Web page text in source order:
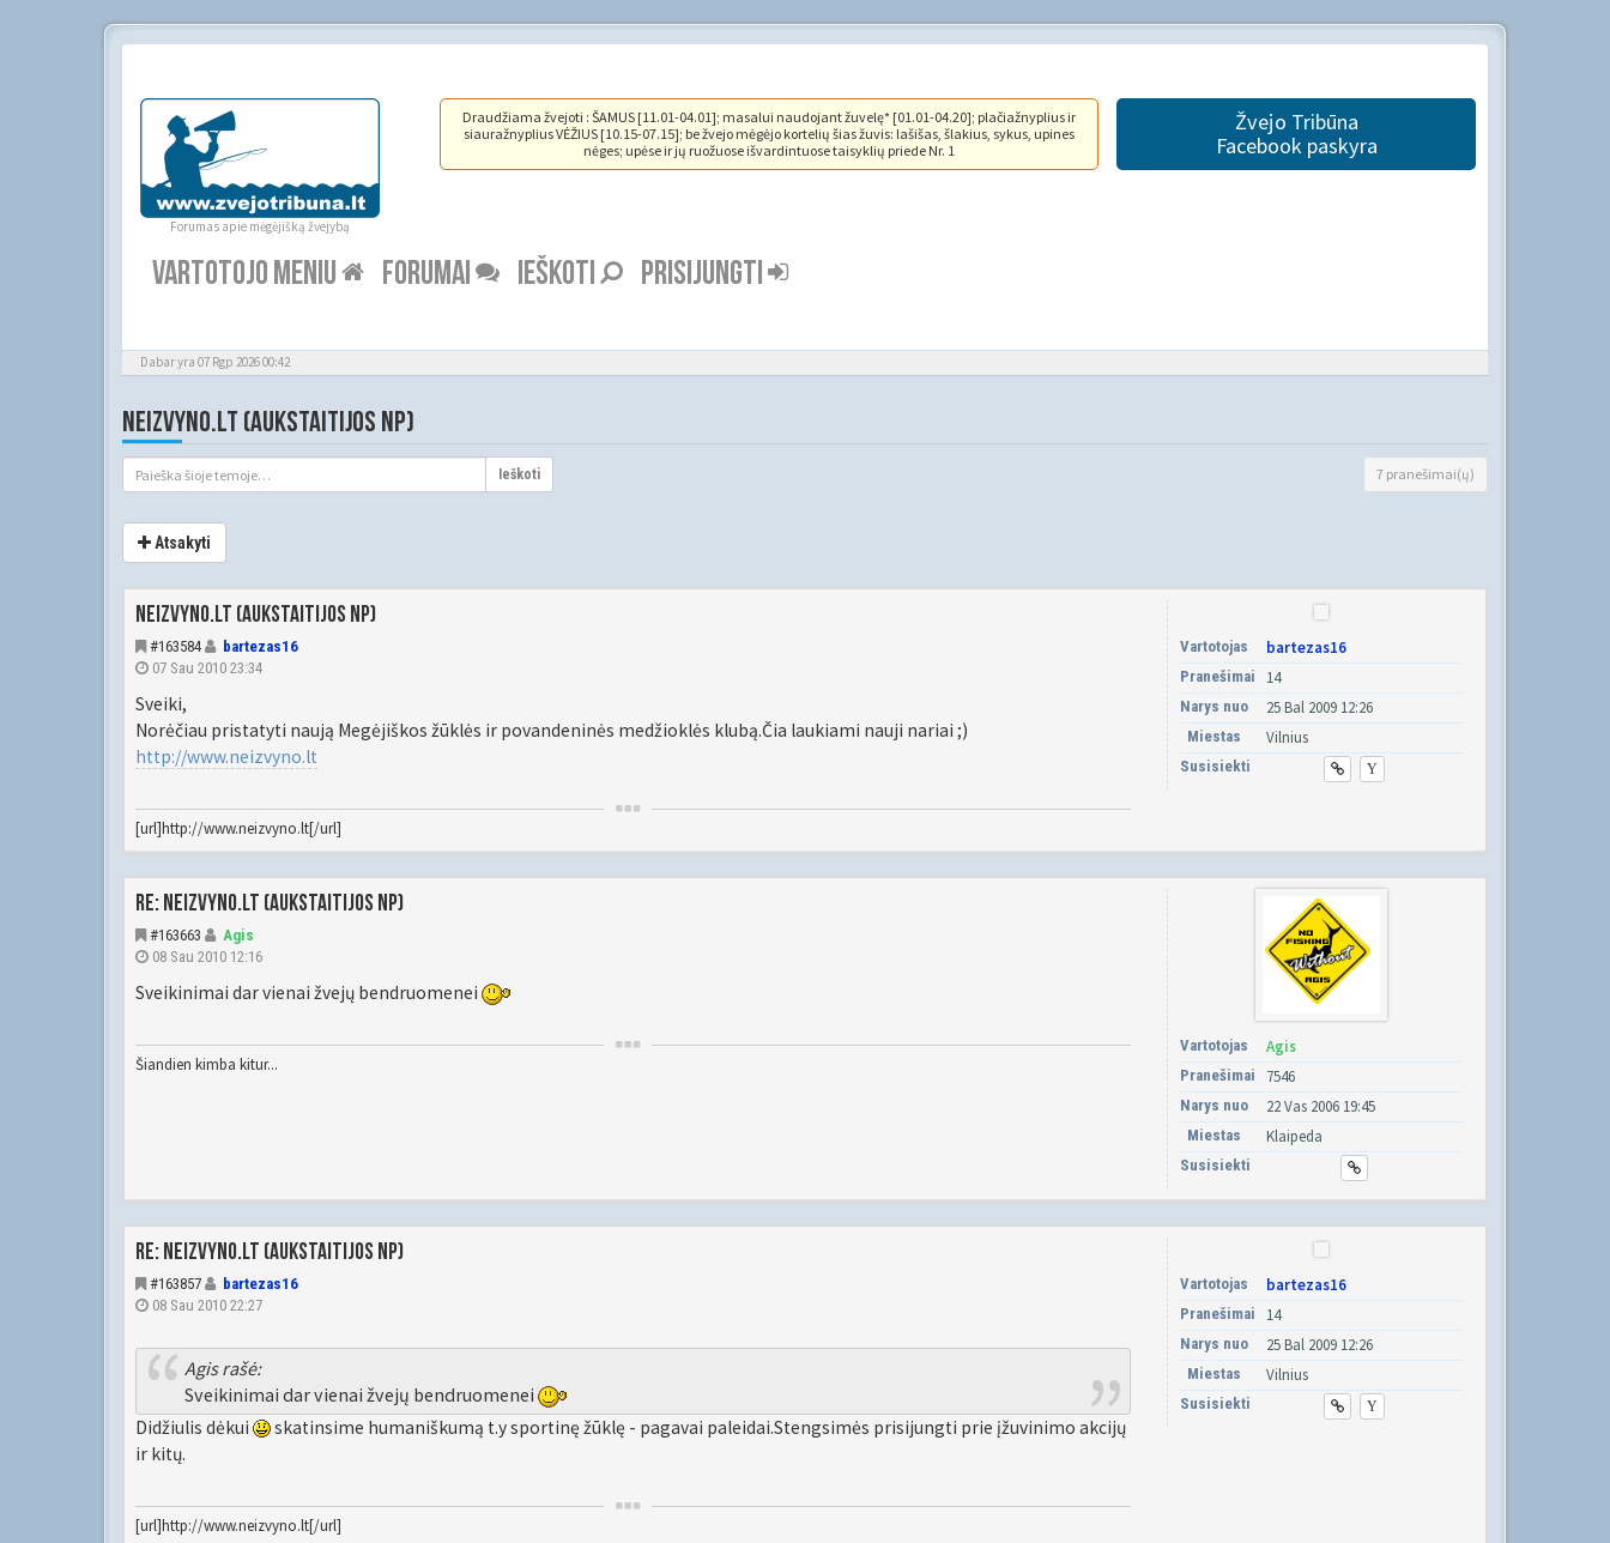
Forumas apie mėgėjišką žvejybą
Draudžiama žvejoti : ŠAMUS [11.01-04.01]; masalui naudojant žuvelę* [01.01-04.20]; plačiažnyplius ir
siauražnyplius VĖŽIUS [10.15-07.15]; be žvejo mėgėjo kortelių šias žuvis: lašišas, šlakius, sykus, upines
nėges; upėse ir jų ruožuose išvardintuose taisyklių priede Nr. 1
Žvejo Tribūna
Facebook paskyra
VARTOTOJO MENIU FORUMAI IEŠKOTI PRISIJUNGTI
Dabar yra 07 Rgp 2026 00:42
NEIZVYNO.LT (AUKSTAITIJOS NP)
Ieškoti 7 pranešimai(ų)
Atsakyti
Neizvyno.lt (Aukstaitijos NP)
#163584
bartezas16
07 Sau 2010 23:34
Sveiki,
Norėčiau pristatyti naują Megėjiškos žūklės ir povandeninės medžioklės klubą.Čia laukiami nauji nariai ;)
http://www.neizvyno.lt
[url]http://www.neizvyno.lt[/url]
Vartotojas bartezas16
Pranešimai 14
Narys nuo 25 Bal 2009 12:26
Miestas Vilnius
Susisiekti
Re: Neizvyno.lt (Aukstaitijos NP)
#163663
Agis
08 Sau 2010 12:16
Sveikinimai dar vienai žvejų bendruomenei
Šiandien kimba kitur...
Vartotojas Agis
Pranešimai 7546
Narys nuo 22 Vas 2006 19:45
Miestas Klaipeda
Susisiekti
Re: Neizvyno.lt (Aukstaitijos NP)
#163857
bartezas16
08 Sau 2010 22:27
Agis rašė:
Sveikinimai dar vienai žvejų bendruomenei
Didžiulis dėkui
skatinsime humaniškumą t.y sportinę žūklę - pagavai paleidai.Stengsimės prisijungti prie įžuvinimo akcijų
ir kitų.
[url]http://www.neizvyno.lt[/url]
Vartotojas bartezas16
Pranešimai 14
Narys nuo 25 Bal 2009 12:26
Miestas Vilnius
Susisiekti